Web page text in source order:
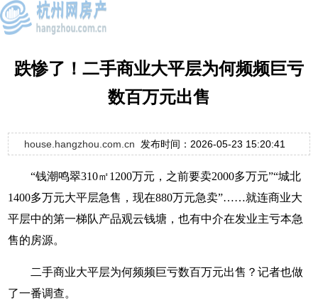
跌惨了！二手商业大平层为何频频巨亏
数百万元出售
house.hangzhou.com.cn 发布时间：2026-05-23 15:20:41
“钱潮鸣翠310㎡1200万元，之前要卖2000多万元”“城北
1400多万元大平层急售，现在880万元急卖”……就连商业大
平层中的第一梯队产品观云钱塘，也有中介在发业主亏本急
售的房源。
二手商业大平层为何频频巨亏数百万元出售？记者也做
了一番调查。